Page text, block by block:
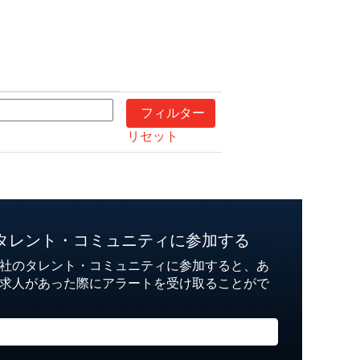
リセット
レント・コミュニティに参加する
のタレント・コミュニティに参加すると、あ
人があった際にアラートを受け取ることがで